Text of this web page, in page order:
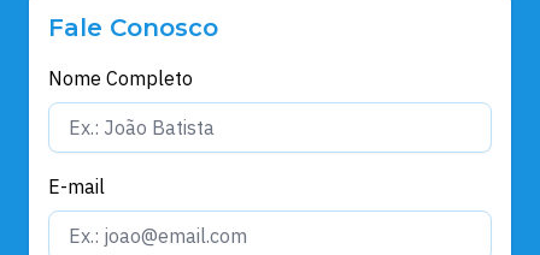
Fale Conosco
Nome Completo
E-mail